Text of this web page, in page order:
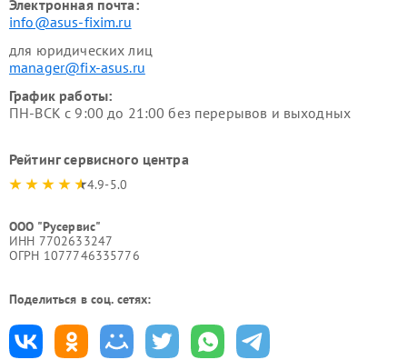
Электронная почта:
info@asus-fixim.ru
для юридических лиц
manager@fix-asus.ru
График работы:
ПН-ВСК с 9:00 до 21:00 без перерывов и выходных
Рейтинг сервисного центра
4.9-5.0
ООО "Русервис"
ИНН 7702633247
ОГРН 1077746335776
Поделиться в соц. сетях: